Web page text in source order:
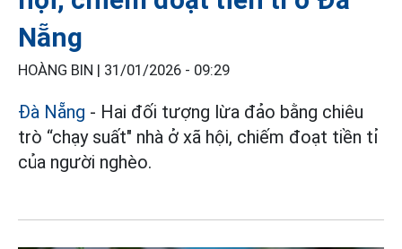
Nẵng
HOÀNG BIN | 31/01/2026 - 09:29
Đà Nẵng - Hai đối tượng lừa đảo bằng chiêu
trò “chạy suất" nhà ở xã hội, chiếm đoạt tiền tỉ
của người nghèo.